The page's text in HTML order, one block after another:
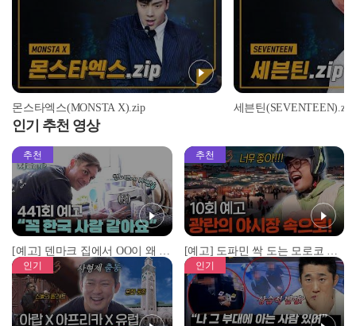
몬스타엑스(MONSTA X).zip 세븐틴(SEVENTEEN).zip
인기 추천 영상
추천
[예고] 덴마크 집에서 OO이 왜 나와...? 이상할 정도로 한국을 사랑하는 우리 형을 제보합니다!
추천
[예고] 도파민 싹 도는 모로코 야시장 투어!
인기 인기